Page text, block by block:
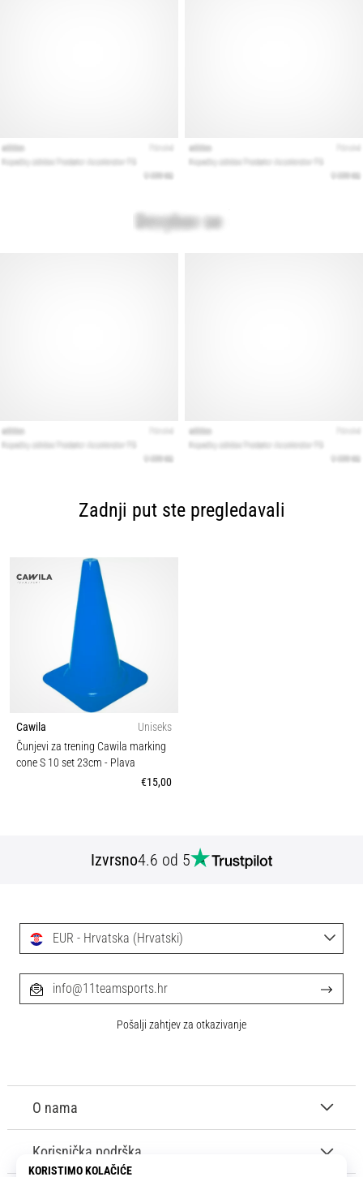
Zadnji put ste pregledavali
Cawila
Uniseks
Čunjevi za trening Cawila marking
cone S 10 set 23cm - Plava
€15,00
Izvrsno4.6 od 5
O nama
Korisnička podrška
EUR - Hrvatska (Hrvatski)
info@11teamsports.hr
Pošalji zahtjev za otkazivanje